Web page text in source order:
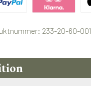
233-20-60-001